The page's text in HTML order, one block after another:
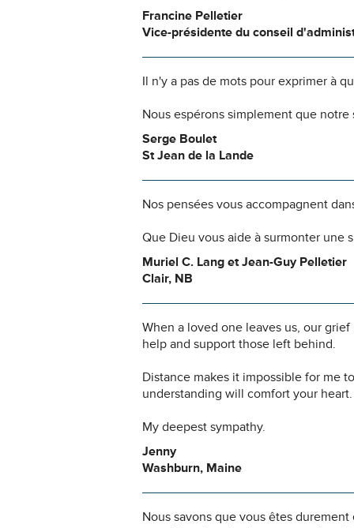
Francine Pelletier
Vice-présidente du conseil
Il n'y a pas de mots pour exprimer à
Nous espérons simplement que
Serge Boulet
St Jean de la Lande
Nos pensées vous accompagnent
Que Dieu vous aide à surmonter une
Muriel C. Lang et Jean-Guy Pelletier
Clair, NB
When a loved one leaves us, our
help and support those left behind.
Distance makes it impossible for me
understanding will comfort your heart.
My deepest sympathy.
Jenny
Washburn, Maine
Nous savons que vous êtes